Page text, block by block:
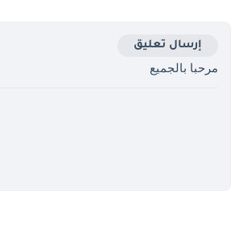
إرسال تعليق
مرحبا بالجميع